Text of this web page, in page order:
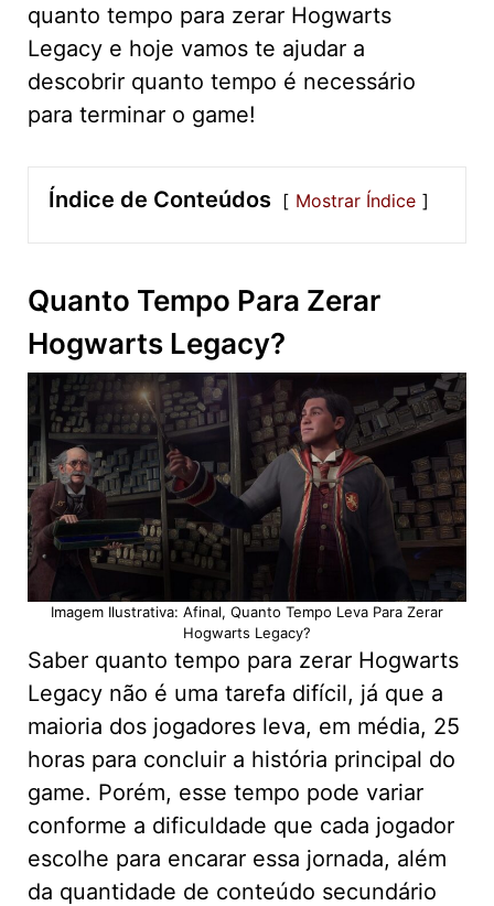
quanto tempo para zerar Hogwarts
Legacy e hoje vamos te ajudar a
descobrir quanto tempo é necessário
para terminar o game!
Índice de Conteúdos Mostrar Índice
Quanto Tempo Para Zerar
Hogwarts Legacy?
Imagem Ilustrativa: Afinal, Quanto Tempo Leva Para Zerar
Hogwarts Legacy?
Saber quanto tempo para zerar Hogwarts
Legacy não é uma tarefa difícil, já que a
maioria dos jogadores leva, em média, 25
horas para concluir a história principal do
game. Porém, esse tempo pode variar
conforme a dificuldade que cada jogador
escolhe para encarar essa jornada, além
da quantidade de conteúdo secundário